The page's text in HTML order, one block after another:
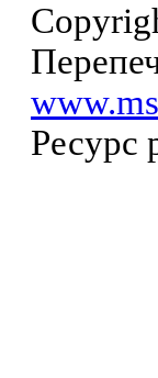
Ресурс